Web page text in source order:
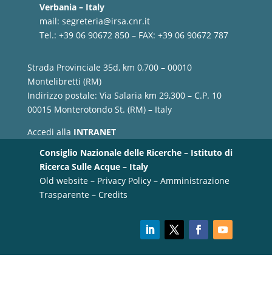
Verbania – Italy
mail: segreteria@irsa.cnr.it
Tel.: +39 06 90672 850 – FAX: +39 06 90672 787
Strada Provinciale 35d, km 0,700 – 00010
Montelibretti (RM)
Indirizzo postale: Via Salaria km 29,300 – C.P. 10
00015 Monterotondo St. (RM) – Italy
Accedi alla INTRANET
Consiglio Nazionale delle Ricerche – Istituto di
Ricerca Sulle Acque – Italy
Old website– Privacy Policy– Amministrazione
Trasparente– Credits